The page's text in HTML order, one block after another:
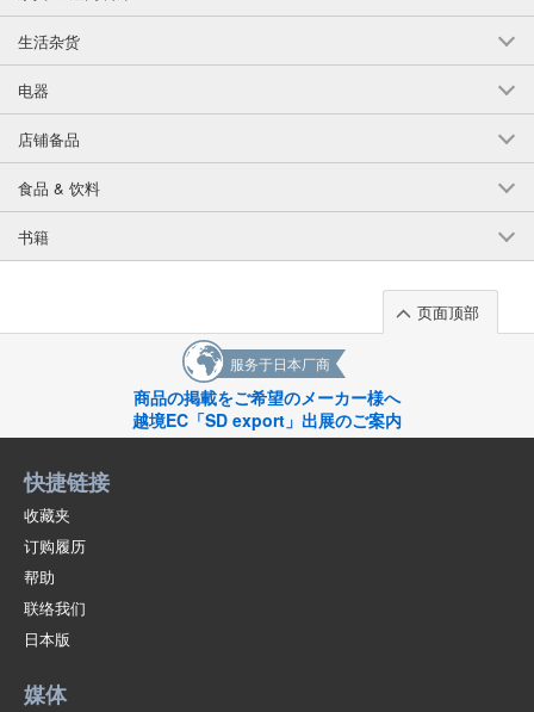
生活杂货
电器
店铺备品
食品 & 饮料
书籍
页面顶部
服务于日本厂商
商品の掲載をご希望のメーカー様へ
越境EC「SD export」出展のご案内
快捷链接
收藏夹
订购履历
帮助
联络我们
日本版
媒体